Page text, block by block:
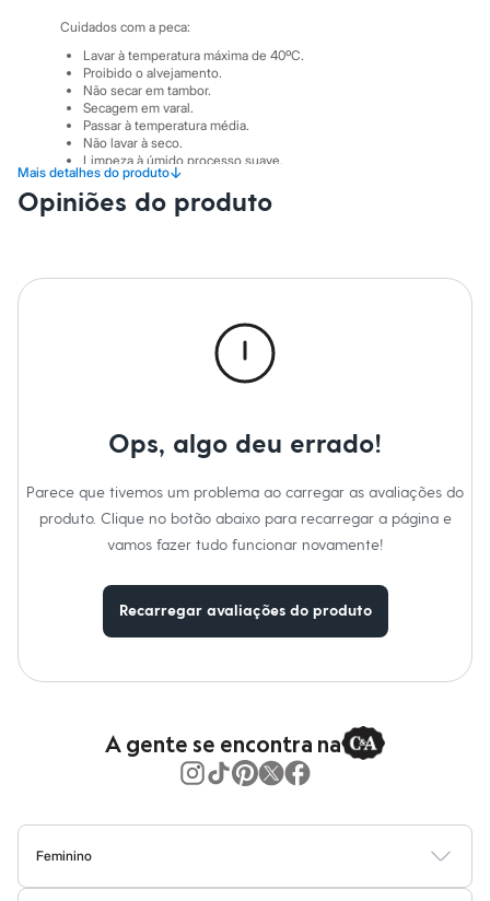
Calçados
Leggings
Shorts e Bermudas
Moda íntima
Calcinhas
Cintas e Modeladores
Meias
Pijamas
Sutiãs e Tops
Moda praia
Saídas de praia
Personagens
Shorts e Saias
Em alta
Dia dos Pais
Camisetas e Regatas
Casacos e Jaquetas
Bolsas e Mochilas
Óculos
Relógios
Botas
Mais detalhes do produto↓
Cuidados com a peca:
Lavar à temperatura máxima de 40ºC.
Proibido o alvejamento.
Não secar em tambor.
Secagem em varal.
Passar à temperatura média.
Não lavar à seco.
Limpeza à úmido processo suave.
Opiniões do produto
Ops, algo deu errado!
Parece que tivemos um problema ao carregar as avaliações do
produto. Clique no botão abaixo para recarregar a página e
vamos fazer tudo funcionar novamente!
Recarregar avaliações do produto
A gente se encontra na
Feminino
BlusasCalçasVestidosSaiasCasacosModa PraiaModa Íntima